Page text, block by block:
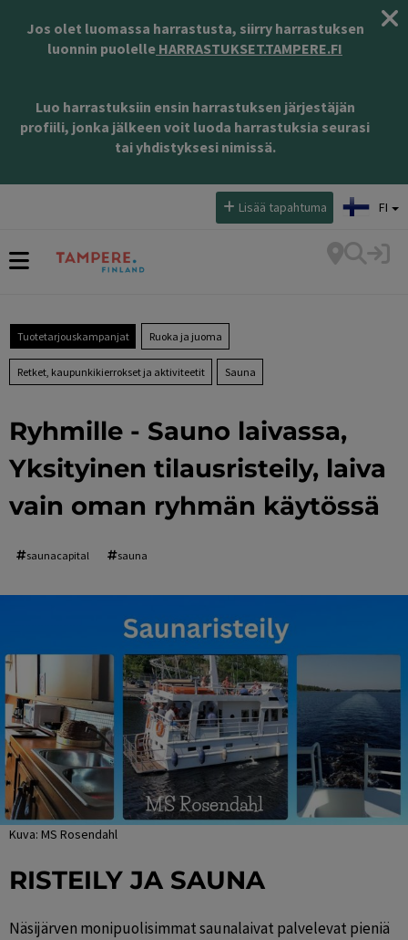
Jos olet luomassa harrastusta, siirry harrastuksen
luonnin puolelle HARRASTUKSET.TAMPERE.FI
Luo harrastuksiin ensin harrastuksen järjestäjän
profiili, jonka jälkeen voit luoda harrastuksia seurasi
tai yhdistyksesi nimissä.
Lisää tapahtuma FI
Tuotetarjouskampanjat Ruoka ja juoma
Retket, kaupunkikierrokset ja aktiviteetit Sauna
Ryhmille - Sauno laivassa,
Yksityinen tilausristeily, laiva
vain oman ryhmän käytössä
saunacapital sauna
Kuva: MS Rosendahl
RISTEILY JA SAUNA
Näsijärven monipuolisimmat saunalaivat palvelevat pieniä